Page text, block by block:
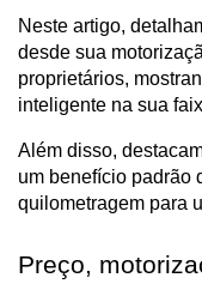
Neste artigo,
desde sua
proprietários,
inteligente na sua
Além disso,
um benefício padrão
quilometragem para
Preço,